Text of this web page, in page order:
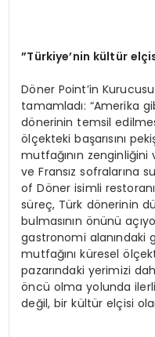
”Türkiye’nin kültür
Döner Point’in
tamamladı: “Amerika
dönerinin temsil
ölçekteki başarısını
mutfağının
ve Fransız sofralarına
of Döner isimli
süreç, Türk dönerinin
bulmasının önünü
gastronomi alanındaki
mutfağını küresel
pazarındaki yerimizi
öncü olma yolunda
değil, bir kültür elçisi